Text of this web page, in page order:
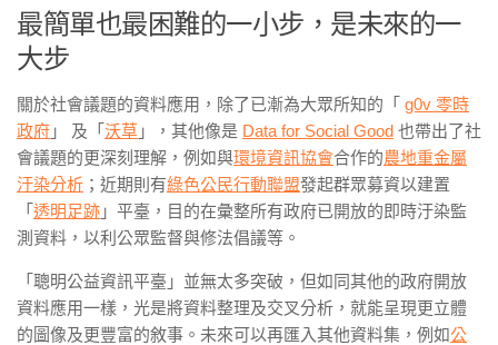
最簡單也最困難的一小步，是未來的一
大步
關於社會議題的資料應用，除了已漸為大眾所知的「 g0v 零時
政府 」 及「 沃草 」 ，其他像是 Data for Social Good 也帶出了社
會議題的更深刻理解，例如與環境資訊協會合作的農地重金屬
汙染分析 ；近期則有綠色公民行動聯盟發起群眾募資以建置
「 透明足跡 」平臺，目的在彙整所有政府已開放的即時汙染監
測資料，以利公眾監督與修法倡議等。
「聰明公益資訊平臺」並無太多突破，但如同其他的政府開放
資料應用一樣，光是將資料整理及交叉分析，就能呈現更立體
的圖像及更豐富的敘事。未來可以再匯入其他資料集，例如公